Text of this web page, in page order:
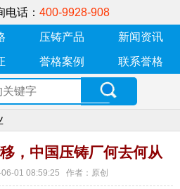
电话： 400-9928-908
压铸产品 新闻资讯
誉格案例 联系誉格
，中国压铸厂何去何从
01 08:59:25 作者：原创